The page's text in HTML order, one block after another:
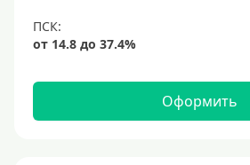
3 года
4 года
Оформить